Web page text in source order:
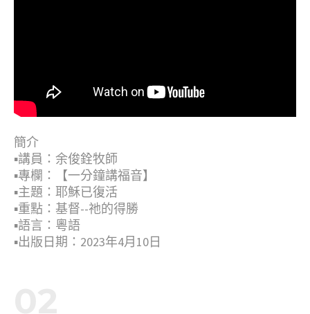
簡介
▪︎講員：余俊銓牧師
▪︎專欄：【一分鐘講福音】
▪︎主題：耶穌已復活
▪︎重點：基督--祂的得勝
▪︎語言：粵語
▪︎出版日期：2023年4月10日